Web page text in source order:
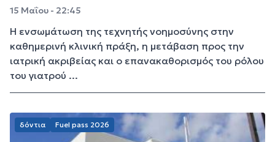
15 Μαΐου - 22:45
Η ενσωμάτωση της τεχνητής νοημοσύνης στην
καθημερινή κλινική πράξη, η μετάβαση προς την
ιατρική ακριβείας και ο επανακαθορισμός του ρόλου
του γιατρού ...
δόντια Fuel pass 2026